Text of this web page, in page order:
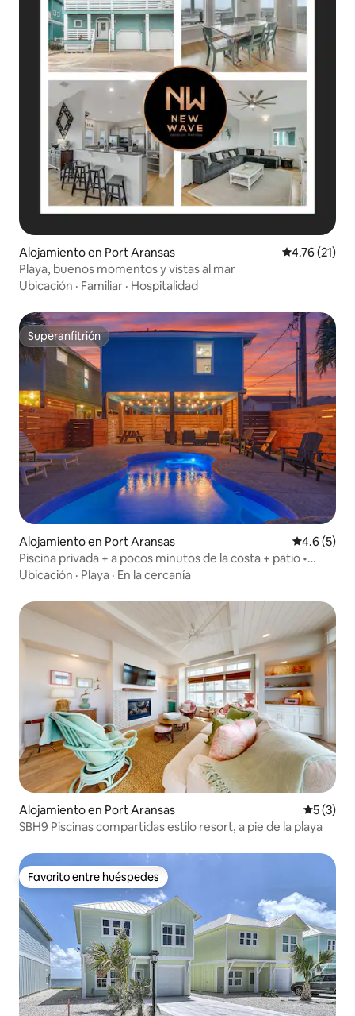
Alojamiento en Port Aransas Calificación
4.76 (21)
Playa, buenos momentos y vistas al mar
Ubicación · Familiar · Hospitalidad
Superanfitrión
Superanfitrión
Alojamiento en Port Aransas
4.6 (5)
Piscina privada + a pocos minutos de la costa + patio •
Casa en la playa
Ubicación · Playa · En la cercanía
Alojamiento en Port Aransas
5 (3)
SBH9 Piscinas compartidas estilo resort, a pie de la playa
Favorito entre huéspedes
Favorito entre huéspedes